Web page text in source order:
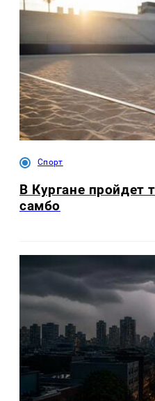
Спорт
В Кургане пройдет
самбо